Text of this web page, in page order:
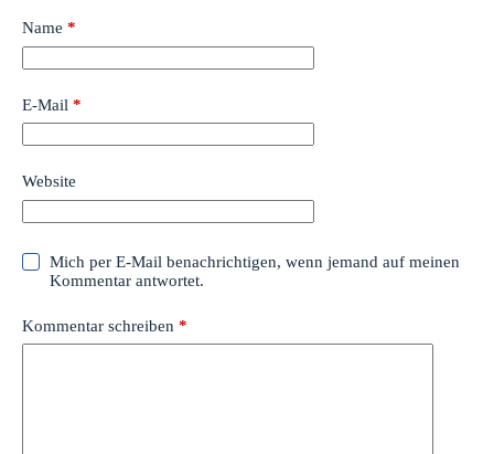
Name *
E-Mail *
Website
Mich per E-Mail benachrichtigen, wenn jemand auf meinen
Kommentar antwortet.
Kommentar schreiben *